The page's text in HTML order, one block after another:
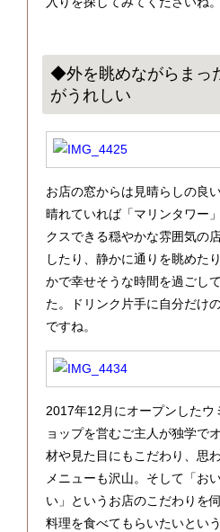
◆外を眺めながらまっ
がうれしい
お店の窓からは見晴らしの良
晴れていれば「マリンタワー
クスできる穏やかな雰囲気の
したり、静かに通りを眺めた
かで幸せそうな時間を過ごし
た。ドリンク片手に自分だけ
ですね。
2017年12月にオープンしたウ
ョップを営むご主人が独学で
材や見た目にもこだわり、思
メニューも沢山。そして「お
い」というお店のこだわりを
料理を食べてもらいたいとい